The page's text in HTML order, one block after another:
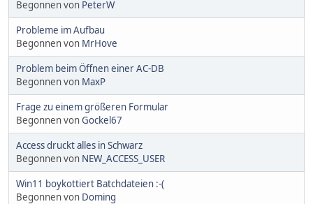
Begonnen von PeterW
Probleme im Aufbau
Begonnen von MrHove
Problem beim Öffnen einer AC-DB
Begonnen von MaxP
Frage zu einem größeren Formular
Begonnen vonGockel67
Access druckt alles in Schwarz
Begonnen von NEW_ACCESS_USER
Win11 boykottiert Batchdateien :-(
Begonnen von Doming